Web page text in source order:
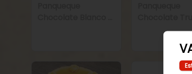
Maracuyá